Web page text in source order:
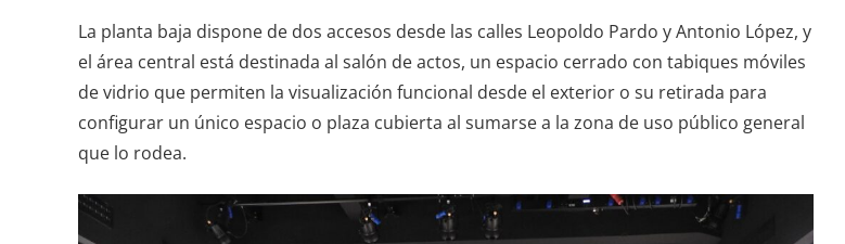
La planta baja dispone de dos accesos desde las calles Leopoldo Pardo y Antonio López, y
el área central está destinada al salón de actos, un espacio cerrado con tabiques móviles
de vidrio que permiten la visualización funcional desde el exterior o su retirada para
configurar un único espacio o plaza cubierta al sumarse a la zona de uso público general
que lo rodea.